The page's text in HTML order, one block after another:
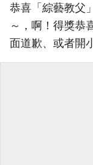
恭喜「綜藝教父
～，啊！得獎恭
面道歉、或者開